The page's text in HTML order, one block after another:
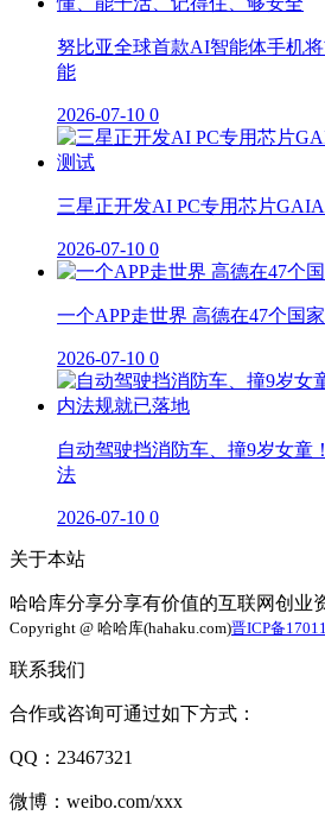
努比亚全球首款AI智能体手机将
能
2026-07-10 0
三星正开发AI PC专用芯片
2026-07-10 0
一个APP走世界 高德在47个国
2026-07-10 0
自动驾驶挡消防车、撞9岁女童
法
2026-07-10 0
关于本站
哈哈库分享分享有价值的互联网创业
Copyright @ 哈哈库(hahaku.com)晋ICP备
联系我们
合作或咨询可通过如下方式：
QQ：23467321
微博：weibo.com/xxx